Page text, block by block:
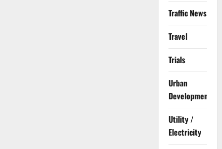
Traffic News
Travel
Trials
Urban
Development
Utility /
Electricity